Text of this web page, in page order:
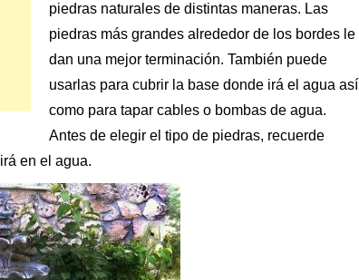
piedras naturales de distintas maneras. Las
piedras más grandes alrededor de los bordes le
dan una mejor terminación. También puede
usarlas para cubrir la base donde irá el agua así
como para tapar cables o bombas de agua.
Antes de elegir el tipo de piedras, recuerde
en el agua.